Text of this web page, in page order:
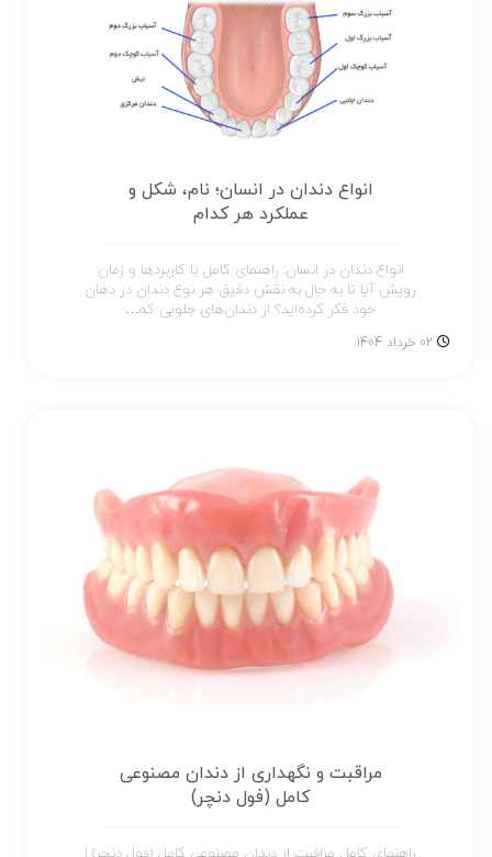
انواع دندان در انسان؛ نام، شکل و
عملکرد هر کدام
انواع دندان در انسان: راهنمای کامل با کاربردها و زمان
رویش آیا تا به حال به نقش دقیق هر نوع دندان در دهان
خود فکر کرده‌اید؟ از دندان‌های جلویی که…
02 خرداد 1404
مراقبت و نگهداری از دندان مصنوعی
کامل (فول دنچر)